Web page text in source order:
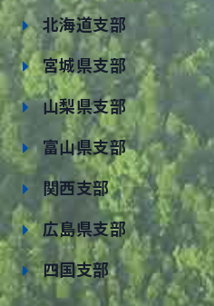
北海道支部
宮城県支部
山梨県支部
富山県支部
関西支部
広島県支部
四国支部